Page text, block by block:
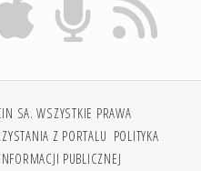
SA. WSZYSTKIE PRAWA
Z PORTALU POLITYKA
PUBLICZNEJ